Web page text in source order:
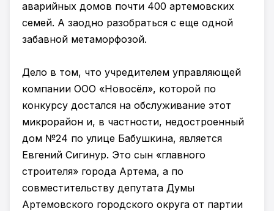
аварийных домов почти 400 артемовских
семей. А заодно разобраться с еще одной
забавной метаморфозой.
Дело в том, что учредителем управляющей
компании ООО «Новосёл», которой по
конкурсу достался на обслуживание этот
микрорайон и, в частности, недостроенный
дом №24 по улице Бабушкина, является
Евгений Сигинур. Это сын «главного
строителя» города Артема, а по
совместительству депутата Думы
Артемовского городского округа от партии